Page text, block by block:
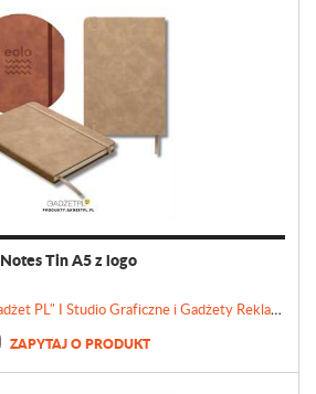
Notes Tin A5 z logo
Agencja Reklamowa "Gadżet PL" I Studio Graficzne i Gadżety Reklamowe
ZAPYTAJ O PRODUKT